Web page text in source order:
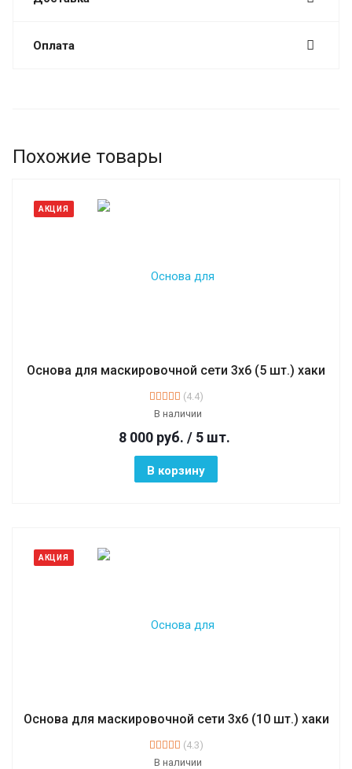
Оплата
Похожие товары
АКЦИЯ
Основа для маскировочной сети 3х6 (5 шт.) хаки
(4.4)
В наличии
8 000 руб. / 5 шт.
В корзину
АКЦИЯ
Основа для маскировочной сети 3х6 (10 шт.) хаки
(4.3)
В наличии